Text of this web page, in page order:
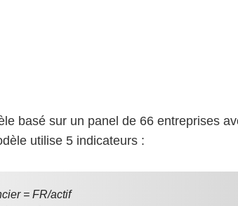
basé sur un panel de 66 entreprises
utilise 5 indicateurs :
= FR/actif